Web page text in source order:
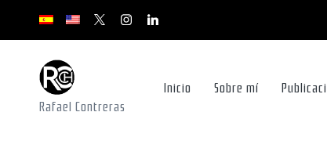
Saltar
contenido
youtube.com
youtube.comx.com/rafacontrerasch
instagram.com
youtube.com
Rafael Contreras
Inicio Sobre mí